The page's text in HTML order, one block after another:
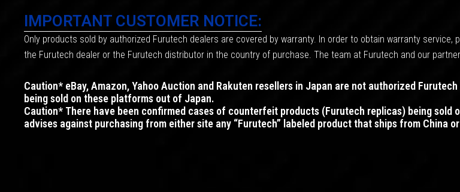
IMPORTANT CUSTOMER NOTICE:
Only products sold by authorized Furutech dealers are covered by warranty. In order to obtain warranty
the Furutech dealer or the Furutech distributor in the country of purchase. The team at Furutech and our
Caution* eBay, Amazon, Yahoo Auction and Rakuten resellers in Japan are not authorized
being sold on these platforms out of Japan.
Caution* There have been confirmed cases of counterfeit products (Furutech replicas) being sold
advises against purchasing from either site any “Furutech” labeled product that ships from China